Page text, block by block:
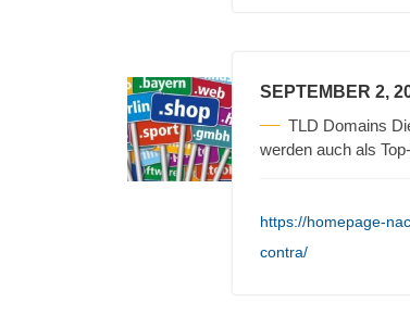
SEPTEMBER 2,
TLD Domains
werden auch als
https://homepage-
contra/